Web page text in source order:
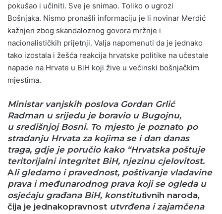
pokušao i učiniti. Sve je snimao. Toliko o ugrozi
Bošnjaka. Nismo pronašli informaciju je li novinar Merdić
kažnjen zbog skandaloznog govora mržnje i
nacionalističkih prijetnji. Valja napomenuti da je jednako
tako izostala i žešća reakcija hrvatske politike na učestale
napade na Hrvate u BiH koji žive u većinski bošnjačkim
mjestima.
Ministar vanjskih poslova Gordan Grlić
Radman u srijedu je boravio u Bugojnu,
u središnjoj Bosni. To mjesto je poznato po
stradanju Hrvata za kojima se i dan danas
traga, gdje je poručio kako “Hrvatska poštuje
teritorijalni integritet BiH, njezinu cjelovitost.
Ali gledamo i pravednost, poštivanje vladavine
prava i međunarodnog prava koji se ogleda u
osjećaju građana BiH, konstitutivnih naroda,
čija je jednakopravnost utvrđena i zajamčena